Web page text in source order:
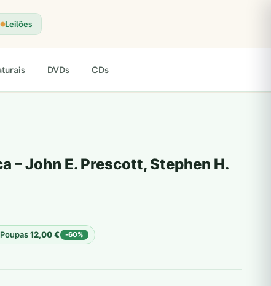
Leilões
DVDs CDs
– John E. Prescott, Stephen H.
Poupas12,00€ -60%